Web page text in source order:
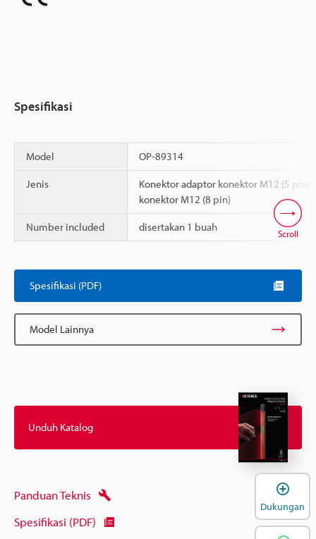
Spesifikasi
Model OP-89314
Jenis
Konektor adaptor konektor M12 (5 pin)-
konektor M12 (8 pin)
Number included disertakan 1 buah Scroll
Spesifikasi (PDF)
Model Lainnya
Unduh Katalog
Panduan Teknis
Spesifikasi (PDF)
Dukungan